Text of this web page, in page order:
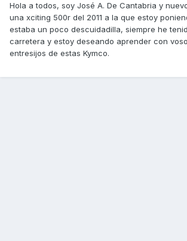
Hola a todos, soy José A. De Cantabria y
una xciting 500r del 2011 a la que estoy
estaba un poco descuidadilla, siempre he
carretera y estoy deseando aprender con
entresijos de estas Kymco.